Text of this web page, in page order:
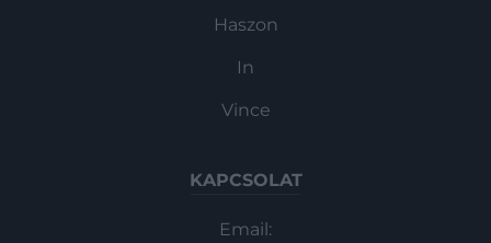
Haszon
In
Vince
KAPCSOLAT
Email: